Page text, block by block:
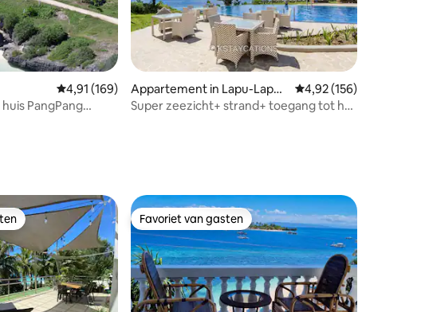
5, 151 recensies
Gemiddelde beoordeling van 4,91 op 5, 169 recensies
4,91 (169)
Appartement in Lapu-Lapu
City
Gemiddelde
4,92 (156)
Super zeezicht+ strand+ toegang tot het
Favoriet van gasten
Favoriet van gasten